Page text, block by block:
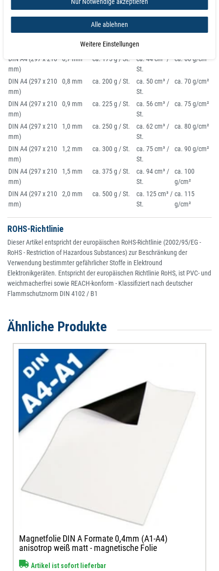
St.
St.
DIN A4 (297 x 210
mm)
0,7 mm ca. 175 g / St.
ca. 44 cm³ /
St.
ca. 60 g/cm²
DIN A4 (297 x 210
mm)
0,8 mm ca. 200 g / St.
ca. 50 cm³ /
St.
ca. 70 g/cm²
DIN A4 (297 x 210
mm)
0,9 mm ca. 225 g / St.
ca. 56 cm³ /
St.
ca. 75 g/cm²
DIN A4 (297 x 210
mm)
1,0 mm ca. 250 g / St.
ca. 62 cm³ /
St.
ca. 80 g/cm²
DIN A4 (297 x 210
mm)
1,2 mm ca. 300 g / St.
ca. 75 cm³ /
St.
ca. 90 g/cm²
DIN A4 (297 x 210
mm)
1,5 mm ca. 375 g / St.
ca. 94 cm³ /
St.
ca. 100
g/cm²
DIN A4 (297 x 210
mm)
2,0 mm ca. 500 g / St.
ca. 125 cm³ /
St.
ca. 115
g/cm²
ROHS-Richtlinie
Dieser Artikel entspricht der europäischen RoHS-Richtlinie (2002/95/EG -
RoHS - Restriction of Hazardous Substances) zur Beschränkung der
Verwendung bestimmter gefährlicher Stoffe in Elektround
Elektronikgeräten. Entspricht der europäischen Richtlinie RoHS, ist PVC- und
weichmacherfrei sowie REACH-konform - Klassifiziert nach deutscher
Flammschutznorm DIN 4102 / B1
Ähnliche Produkte
Magnetfolie DIN A Formate 0,4mm (A1-A4)
anisotrop weiß matt - magnetische Folie
Artikel ist sofort lieferbar
Alle ablehnen
Weitere Einstellungen